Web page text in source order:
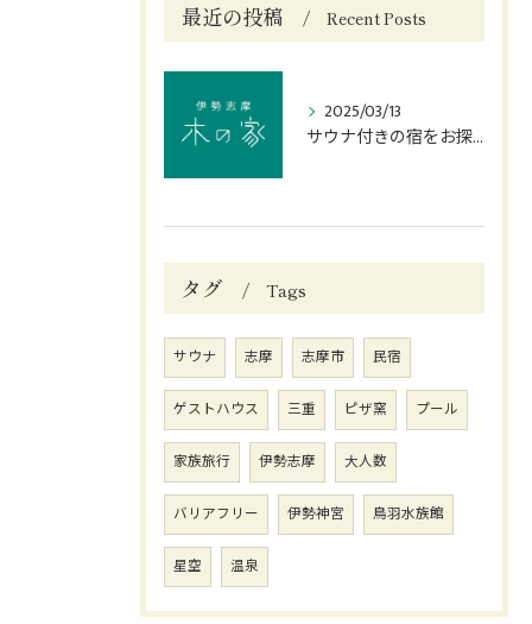
最近の投稿 Recent Posts
2025/03/13
サウナ付きの宿をお探しなら志摩市の当宿へ
タグ Tags
サウナ 志摩 志摩市 民宿
ゲストハウス 三重 ピザ窯 プール
家族旅行 伊勢志摩 大人数
バリアフリー 伊勢神宮 鳥羽水族館
星空 温泉